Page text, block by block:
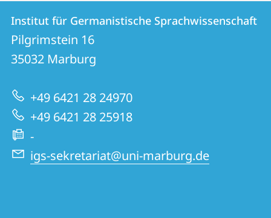
Kontakt
und
Informationen
zur
Website
Kontaktinformationen
Institut
für
Germanistische
Sprachwissenschaft
Institut für Germanistische Sprachwissenschaft
Pilgrimstein 16
35032 Marburg
+49 6421 28 24970
+49 6421 28 25918
-
igs-sekretariat@uni-marburg.de